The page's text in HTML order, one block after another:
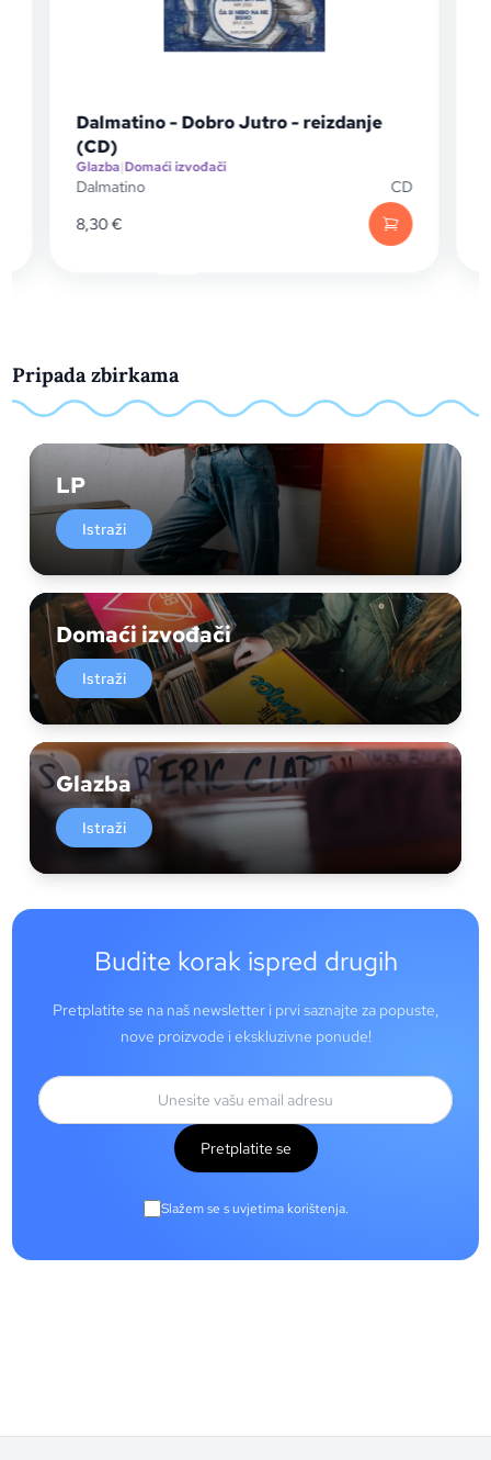
Dalmatino - Dobro Jutro - reizdanje
(CD)
Glazba|Domaći izvođači
Dalmatino
CD
8,30€
Pripada zbirkama
LP
Istraži
Domaći izvođači
Istraži
Glazba
Istraži
Budite korak ispred drugih
Pretplatite se na naš newsletter i prvi saznajte za popuste,
nove proizvode i ekskluzivne ponude!
Pretplatite se
Slažem se s uvjetima korištenja.